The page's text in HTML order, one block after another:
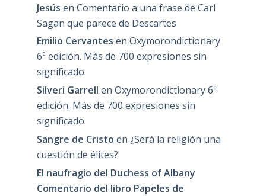
Jesús en Comentario a una frase de Carl
Sagan que parece de Descartes
Emilio Cervantes en Oxymorondictionary
6ª edición. Más de 700 expresiones sin
significado.
Silveri Garrell en Oxymorondictionary 6ª
edición. Más de 700 expresiones sin
significado.
Sangre de Cristo en ¿Será la religión una
cuestión de élites?
El naufragio del Duchess of Albany
Comentario del libro Papeles de